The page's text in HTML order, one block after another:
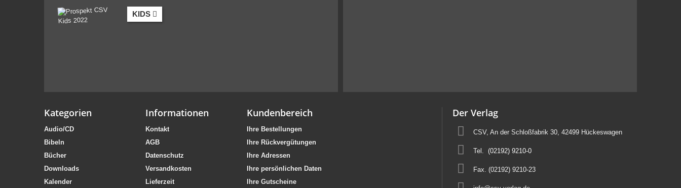
KIDS
Kategorien
Audio/CD
Bibeln
Bücher
Downloads
Kalender
Informationen
Kontakt
AGB
Datenschutz
Versandkosten
Lieferzeit
Kundenbereich
Ihre Bestellungen
Ihre Rückvergütungen
Ihre Adressen
Ihre persönlichen Daten
Ihre Gutscheine
Der Verlag
CSV, An der Schloßfabrik 30, 42499 Hückeswagen
Tel. (02192) 9210-0
Fax. (02192) 9210-23